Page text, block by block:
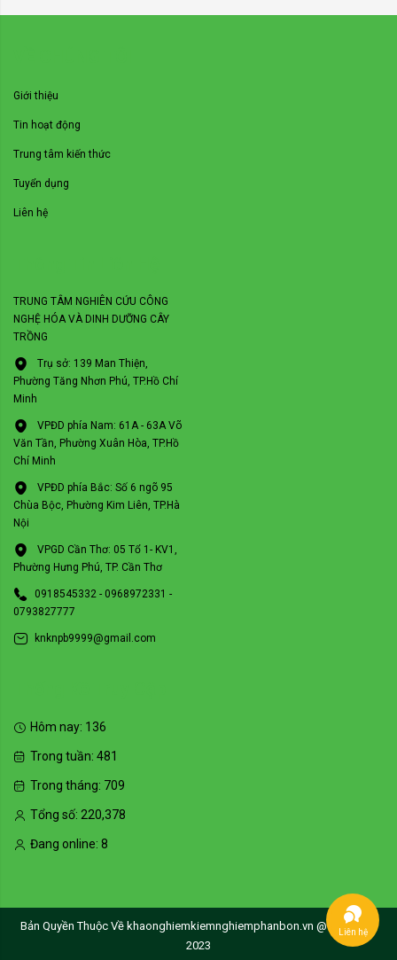
Giới thiệu
Tin hoạt động
Trung tâm kiến thức
Tuyển dụng
Liên hệ
TRUNG TÂM NGHIÊN CỨU CÔNG
NGHỆ HÓA VÀ DINH DƯỠNG CÂY
TRỒNG
Trụ sở: 139 Man Thiện,
Phường Tăng Nhơn Phú, TP.Hồ Chí
Minh
VPĐD phía Nam: 61A - 63A Võ
Văn Tần, Phường Xuân Hòa, TP.Hồ
Chí Minh
VPĐD phía Bắc: Số 6 ngõ 95
Chùa Bộc, Phường Kim Liên, TP.Hà
Nội
VPGD Cần Thơ: 05 Tổ 1- KV1,
Phường Hưng Phú, TP. Cần Thơ
0918545332 - 0968972331 -
0793827777
knknpb9999@gmail.com
Hôm nay: 136
Trong tuần: 481
Trong tháng: 709
Tổng số: 220,378
Đang online: 8
Bản Quyền Thuộc Về khaonghiemkiemnghiemphanbon.vn @Copyright
2023
Liên hệ